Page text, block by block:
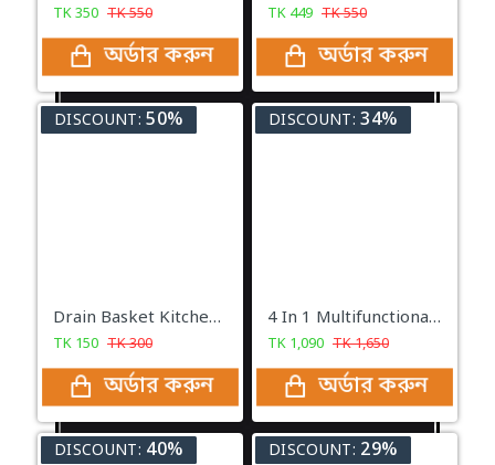
TK350 TK550
অর্ডার করুন
TK 449 TK550
অর্ডার করুন
DISCOUNT: 50%
Drain Basket Kitchen Sink Drain
TK 150 TK300
অর্ডার করুন
DISCOUNT: 34%
4 In 1 Multifunctional Stainless Steel Basin With Vegetable Cutter with Drain Basket
TK 1,090 TK1,650
অর্ডার করুন
DISCOUNT: 40% DISCOUNT: 29%